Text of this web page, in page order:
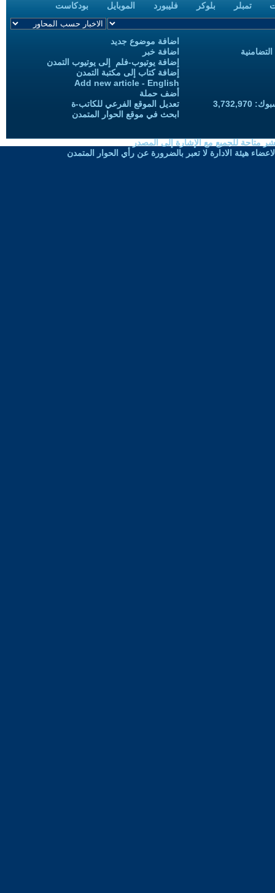
تمبلر بلوكر فليبورد الموبايل بودكاست
اضافة موضوع جديد
اضافة خبر
إضافة يوتيوب-فلم إلى يوتيوب التمدن
إضافة كتاب إلى مكتبة التمدن
Add new article - English
أضف حملة
تعديل الموقع الفرعي للكاتب-ة
ابحث في موقع الحوار المتمدن
متاحة للجميع مع الإشارة إلى المصدر
هيئة الادارة لا تعبر بالضرورة عن رأي الحوار المتمدن